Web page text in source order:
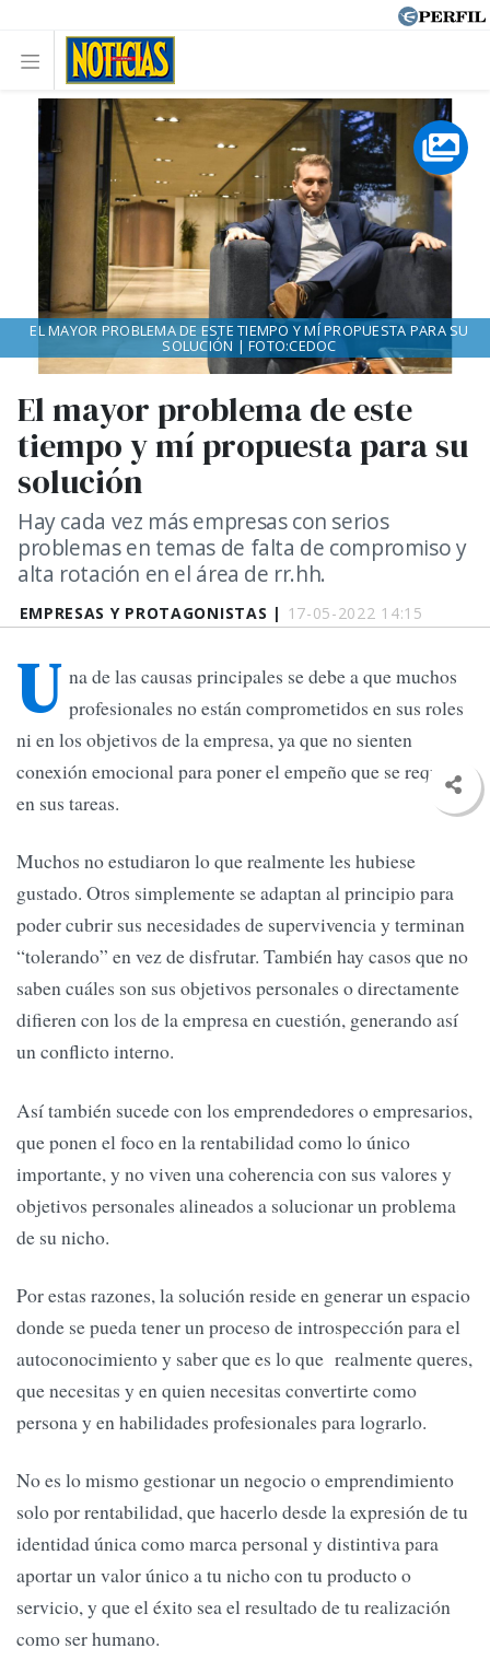
EMPRESAS Y PROTAGONISTAS | 17-05-2022 14:15
El mayor problema de este
tiempo y mí propuesta para su
solución
Hay cada vez más empresas con serios
problemas en temas de falta de compromiso y
alta rotación en el área de rr.hh.
EL MAYOR PROBLEMA DE ESTE TIEMPO Y MÍ PROPUESTA PARA SU
SOLUCIÓN | FOTO:CEDOC
U na de las causas principales se debe a que muchos
profesionales no están comprometidos en sus roles
ni en los objetivos de la empresa, ya que no sienten
conexión emocional para poner el empeño que se requiere
en sus tareas.
Muchos no estudiaron lo que realmente les hubiese
gustado. Otros simplemente se adaptan al principio para
poder cubrir sus necesidades de supervivencia y terminan
“tolerando” en vez de disfrutar. También hay casos que no
saben cuáles son sus objetivos personales o directamente
difieren con los de la empresa en cuestión, generando así
un conflicto interno.
Así también sucede con los emprendedores o empresarios,
que ponen el foco en la rentabilidad como lo único
importante, y no viven una coherencia con sus valores y
objetivos personales alineados a solucionar un problema
de su nicho.
Por estas razones, la solución reside en generar un espacio
donde se pueda tener un proceso de introspección para el
autoconocimiento y saber que es lo que realmente queres,
que necesitas y en quien necesitas convertirte como
persona y en habilidades profesionales para lograrlo.
No es lo mismo gestionar un negocio o emprendimiento
solo por rentabilidad, que hacerlo desde la expresión de tu
identidad única como marca personal y distintiva para
aportar un valor único a tu nicho con tu producto o
servicio, y que el éxito sea el resultado de tu realización
como ser humano.